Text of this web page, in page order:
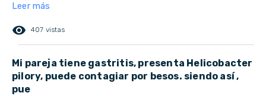
Leer más
remove_red_eye 407 vistas
Mi pareja tiene gastritis, presenta Helicobacter
pilory, puede contagiar por besos. siendo así ,
pue